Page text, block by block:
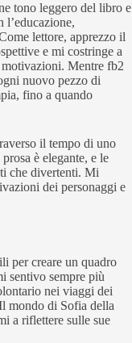
tono leggero del libro e
l’educazione,
lettore, apprezzo il
e mi costringe a
motivazioni. Mentre fb2
nuovo pezzo di
fino a quando
il tempo di uno
è elegante, e le
che divertenti. Mi
dei personaggi e
per creare un quadro
sentivo sempre più
nei viaggi dei
mondo di Sofia della
a riflettere sulle sue